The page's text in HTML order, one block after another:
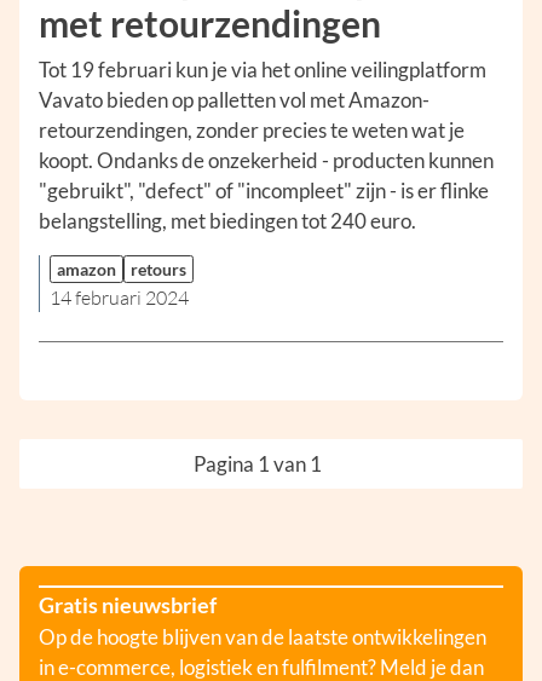
met retourzendingen
Tot 19 februari kun je via het online veilingplatform
Vavato bieden op palletten vol met Amazon-
retourzendingen, zonder precies te weten wat je
koopt. Ondanks de onzekerheid - producten kunnen
"gebruikt", "defect" of "incompleet" zijn - is er flinke
belangstelling, met biedingen tot 240 euro.
amazon retours
14 februari 2024
Pagina 1 van 1
Gratis nieuwsbrief
Op de hoogte blijven van de laatste ontwikkelingen
in e-commerce, logistiek en fulfilment? Meld je dan